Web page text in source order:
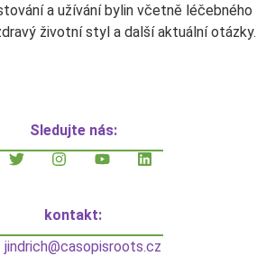
a užívání bylin včetně léčebného
životní styl a další aktuální otázky.
Sledujte nás:
kontakt:
jindrich@casopisroots.cz